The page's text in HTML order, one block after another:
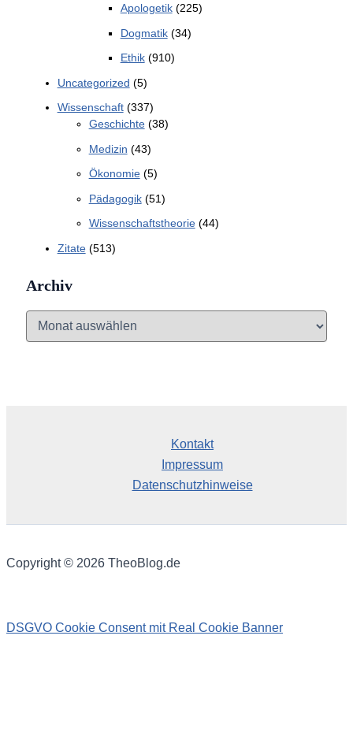
Apologetik(225)
Dogmatik(34)
Ethik(910)
Uncategorized (5)
Wissenschaft(337)
Geschichte(38)
Medizin (43)
Ökonomie(5)
Pädagogik(51)
Wissenschaftstheorie(44)
Zitate(513)
Archiv
Kontakt
Impressum
Datenschutzhinweise
Copyright © 2026 TheoBlog.de
DSGVO Cookie Consent mit Real Cookie Banner